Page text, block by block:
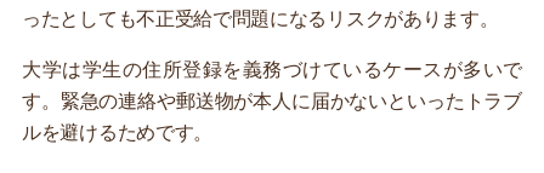
ったとしても不正受給で問題になるリスクがあります。
大学は学生の住所登録を義務づけているケースが多いで
す。緊急の連絡や郵送物が本人に届かないといったトラブ
ルを避けるためです。